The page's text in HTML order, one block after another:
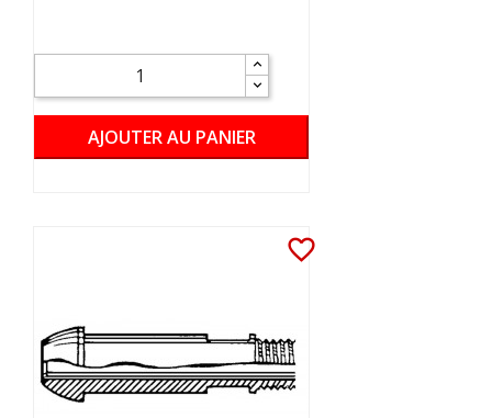
AJOUTER AU PANIER
favorite_border